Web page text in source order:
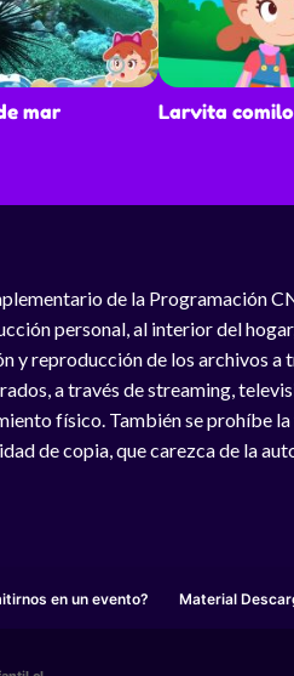
mar Larvita
de la Programación
personal, al interior del
reproducción de los archivos a
a través de streaming,
físico. También se prohíbe
de copia, que carezca de la
en un evento? Material